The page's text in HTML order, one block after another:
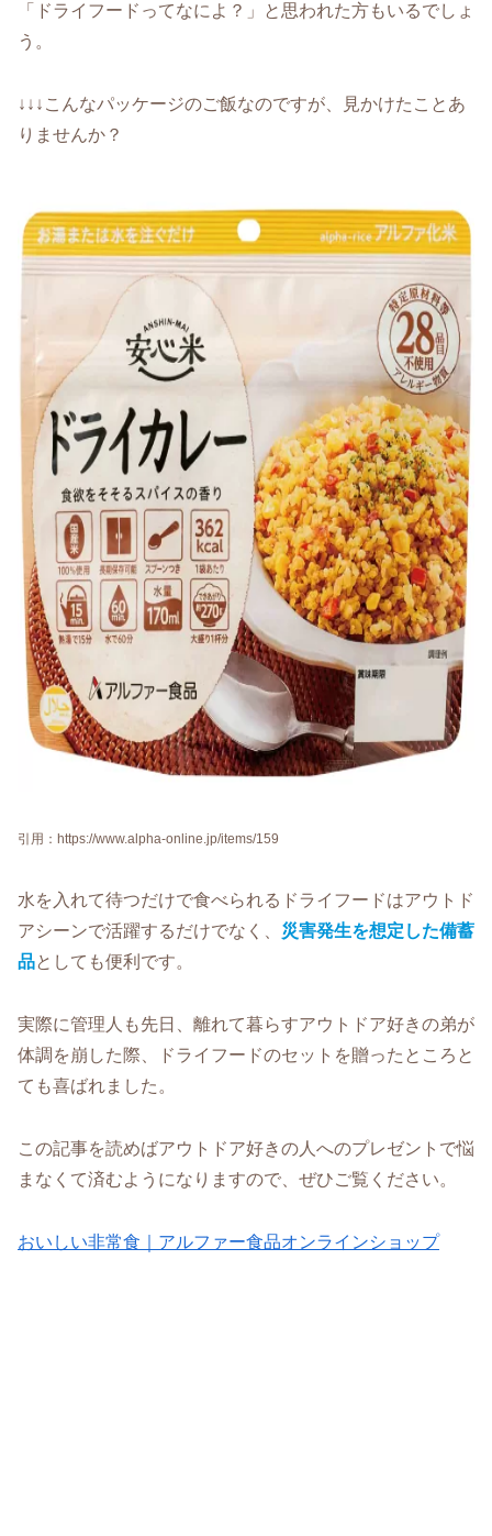
「ドライフードってなによ？」と思われた方もいるでしょ
う。
↓↓↓こんなパッケージのご飯なのですが、見かけたことあ
りませんか？
引用：https://www.alpha-online.jp/items/159
水を入れて待つだけで食べられるドライフードはアウトド
アシーンで活躍するだけでなく、 災害発生を想定した備蓄
品としても便利です。
実際に管理人も先日、離れて暮らすアウトドア好きの弟が
体調を崩した際、ドライフードのセットを贈ったところと
ても喜ばれました。
この記事を読めばアウトドア好きの人へのプレゼントで悩
まなくて済むようになりますので、ぜひご覧ください。
おいしい非常食｜アルファー食品オンラインショップ